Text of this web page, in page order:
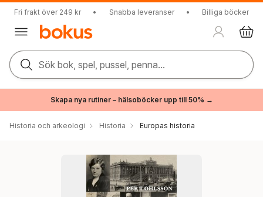
Fri frakt över 249 kr • Snabba leveranser • Billiga böcker
Sök bok, spel, pussel, penna...
Skapa nya rutiner – hälsoböcker upp till 50% →
Historia och arkeologi Historia Europas historia